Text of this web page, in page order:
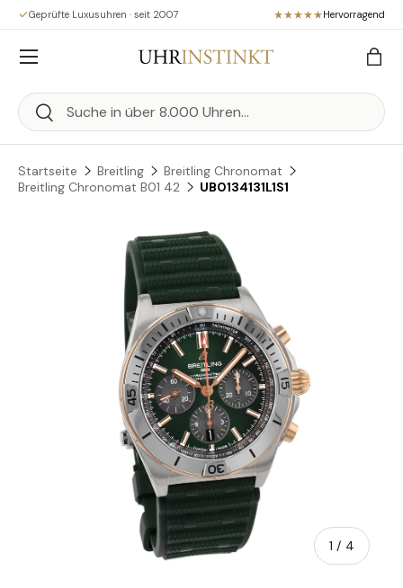
Direkt zum Inhalt
Geprüfte Luxusuhren · seit 2007 Hervorragend
Suchen
Suchen
Menü
Startseite Breitling
Breitling Chronomat
Breitling Chronomat B01 42
UB0134131L1S1
Zu Produktinformationen springen
1 / von
4